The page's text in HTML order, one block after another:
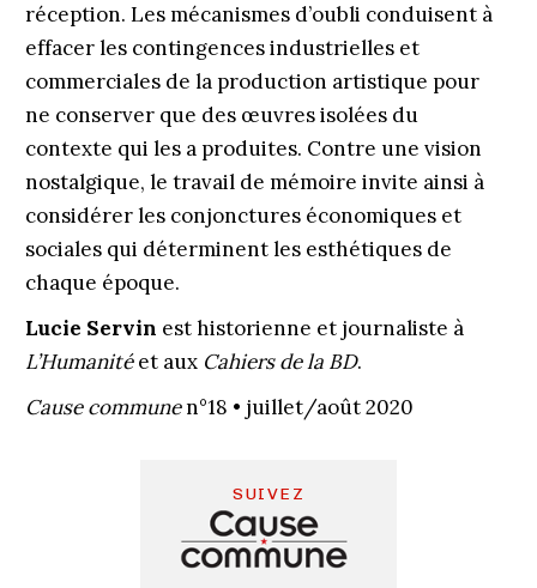
réception. Les mécanismes d’oubli conduisent à
effacer les contingences industrielles et
commerciales de la production artistique pour
ne conserver que des œuvres isolées du
contexte qui les a produites. Contre une vision
nostalgique, le travail de mémoire invite ainsi à
considérer les conjonctures économiques et
sociales qui déterminent les esthétiques de
chaque époque.
Lucie Servin est historienne et journaliste à
L’Humanitéet aux Cahiers de la BD.
Cause communen°18 • juillet/août 2020
SUIVEZ